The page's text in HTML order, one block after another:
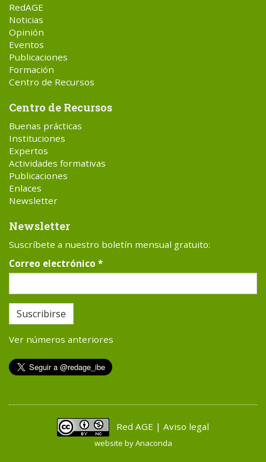
RedAGE
Noticias
Opinión
Eventos
Publicaciones
Formación
Centro de Recursos
Centro de Recursos
Buenas prácticas
Instituciones
Expertos
Actividades formativas
Publicaciones
Enlaces
Newsletter
Newsletter
Suscríbete a nuestro boletín mensual gratuito:
Correo electrónico *
Suscribirse
Ver números anteriores
Red AGE | Aviso legal
website byAnaconda